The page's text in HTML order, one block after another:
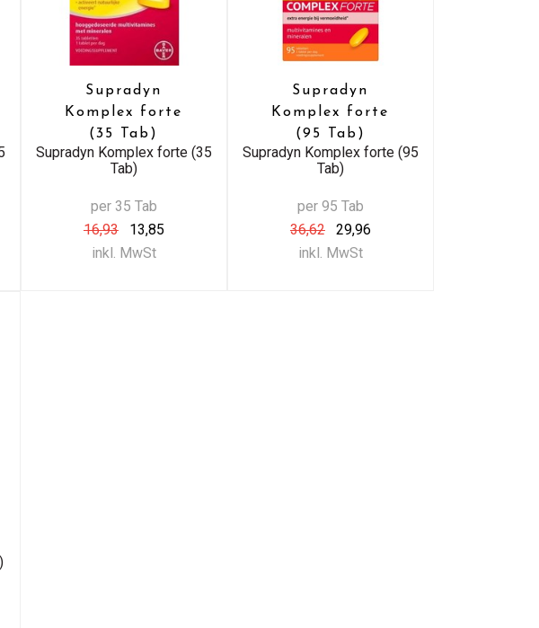
Supradyn
Komplex forte
(35 Tab)
Supradyn Komplex forte (35
Tab)
per 35 Tab
16,93
13,85
inkl. MwSt
Supradyn
Komplex forte
(95 Tab)
Supradyn Komplex forte (95
Tab)
per 95 Tab
36,62
29,96
inkl. MwSt